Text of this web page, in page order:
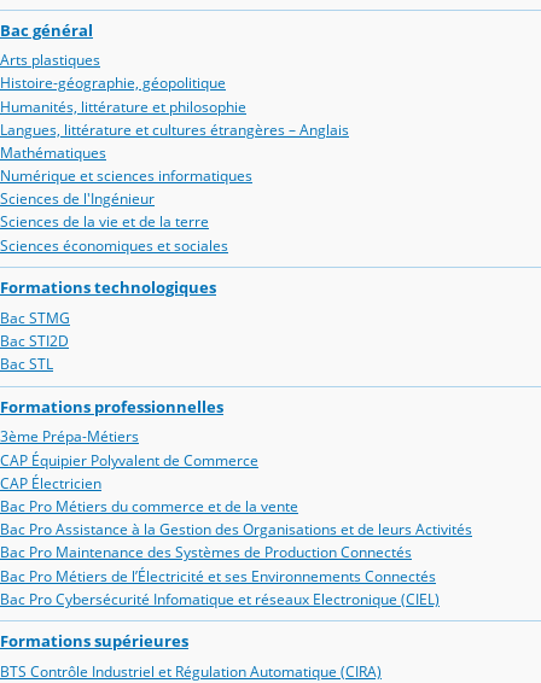
Bac général
Arts plastiques
Histoire-géographie, géopolitique
Humanités, littérature et philosophie
Langues, littérature et cultures étrangères – Anglais
Mathématiques
Numérique et sciences informatiques
Sciences de l'Ingénieur
Sciences de la vie et de la terre
Sciences économiques et sociales
Formations technologiques
Bac STMG
Bac STI2D
Bac STL
Formations professionnelles
3ème Prépa-Métiers
CAP Équipier Polyvalent de Commerce
CAP Électricien
Bac Pro Métiers du commerce et de la vente
Bac Pro Assistance à la Gestion des Organisations et de leurs Activités
Bac Pro Maintenance des Systèmes de Production Connectés
Bac Pro Métiers de l’Électricité et ses Environnements Connectés
Bac Pro Cybersécurité Infomatique et réseaux Electronique (CIEL)
Formations supérieures
BTS Contrôle Industriel et Régulation Automatique (CIRA)